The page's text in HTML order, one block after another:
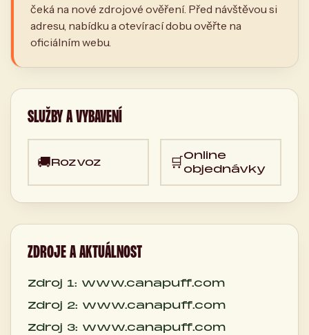
čeká na nové zdrojové ověření. Před návštěvou si
adresu, nabídku a otevírací dobu ověřte na
oficiálním webu.
SLUŽBY A VYBAVENÍ
🚚Rozvoz 🛒Online
objednávky
ZDROJE A AKTUÁLNOST
Zdroj 1: www.canapuff.com
Zdroj 2: www.canapuff.com
Zdroj 3: www.canapuff.com